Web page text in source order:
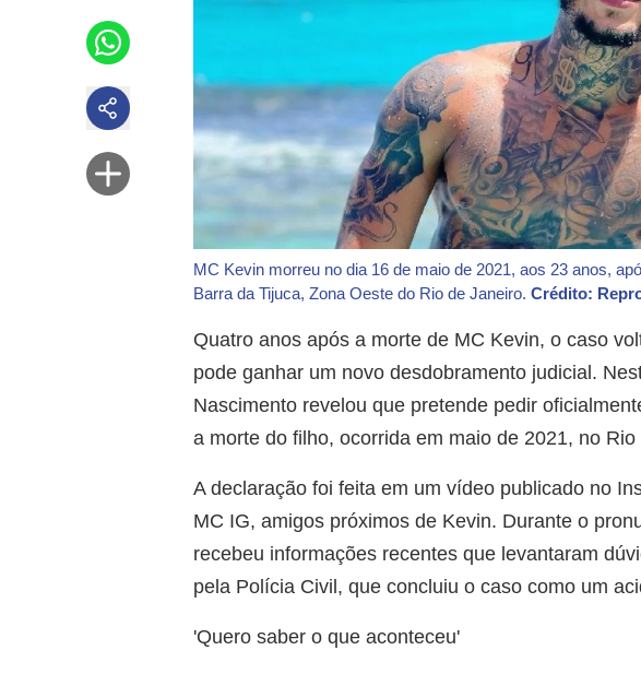
MC Kevin morreu no dia 16 de maio de 2021, aos 23 anos,
Barra da Tijuca, Zona Oeste do Rio de Janeiro.Crédito:
Quatro anos após a morte de MC Kevin, o caso
pode ganhar um novo desdobramento judicial.
Nascimento revelou que pretende pedir
a morte do filho, ocorrida em maio de 2021, no Rio
A declaração foi feita em um vídeo publicado no
MC IG, amigos próximos de Kevin. Durante o
recebeu informações recentes que levantaram
pela Polícia Civil, que concluiu o caso como um
'Quero saber o que aconteceu'